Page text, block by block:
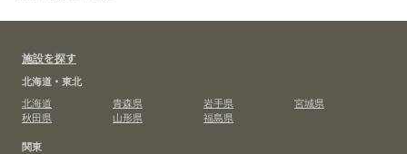
施設を探す
北海道・東北
北海道
青森県 岩手県
宮城県
秋田県
山形県
福島県
関東